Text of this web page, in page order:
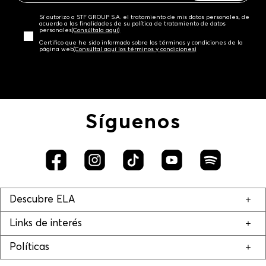
Sí autorizo a STF GROUP S.A. el tratamiento de mis datos personales, de
acuerdo a las finalidades de su política de tratamiento de datos
personales‎(Consúltala aquí)
Certifico que he sido informado sobre los términos y condiciones de la
página web‎(Consúltal aquí los términos y condiciones)
Síguenos
Descubre ELA
Links de interés
Políticas